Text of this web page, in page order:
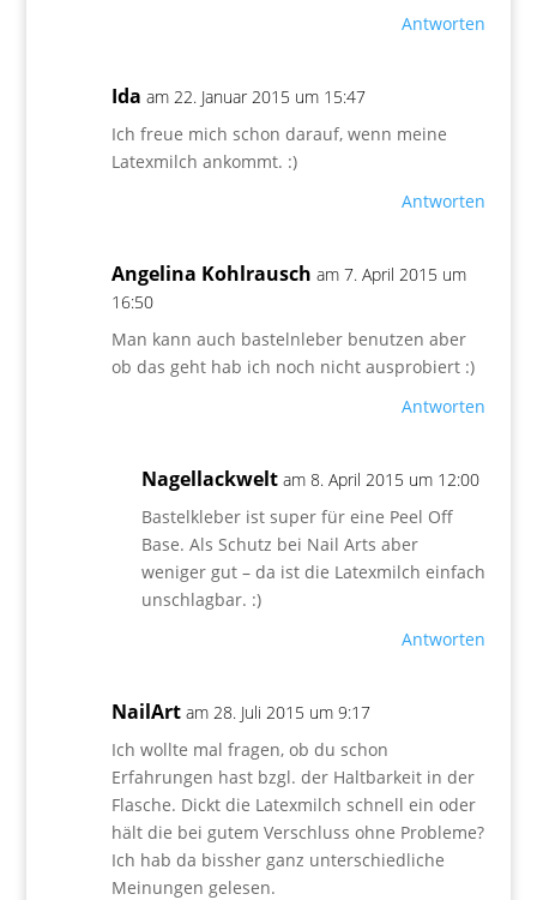
Antworten
Ida am 22. Januar 2015 um 15:47
Ich freue mich schon darauf, wenn meine
Latexmilch ankommt. :)
Antworten
Angelina Kohlrausch am 7. April 2015 um
16:50
Man kann auch bastelnleber benutzen aber
ob das geht hab ich noch nicht ausprobiert :)
Antworten
Nagellackwelt am 8. April 2015 um 12:00
Bastelkleber ist super für eine Peel Off
Base. Als Schutz bei Nail Arts aber
weniger gut – da ist die Latexmilch einfach
unschlagbar. :)
Antworten
NailArt am 28. Juli 2015 um 9:17
Ich wollte mal fragen, ob du schon
Erfahrungen hast bzgl. der Haltbarkeit in der
Flasche. Dickt die Latexmilch schnell ein oder
hält die bei gutem Verschluss ohne Probleme?
Ich hab da bissher ganz unterschiedliche
Meinungen gelesen.